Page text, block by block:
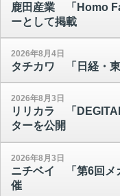
鹿田産業 「Homo
ーとして掲載
2026年8月4日
タチカワ 「日経・
2026年8月3日
リリカラ 「
ターを公開
2026年8月3日
ニチベイ 「第6回メ
催